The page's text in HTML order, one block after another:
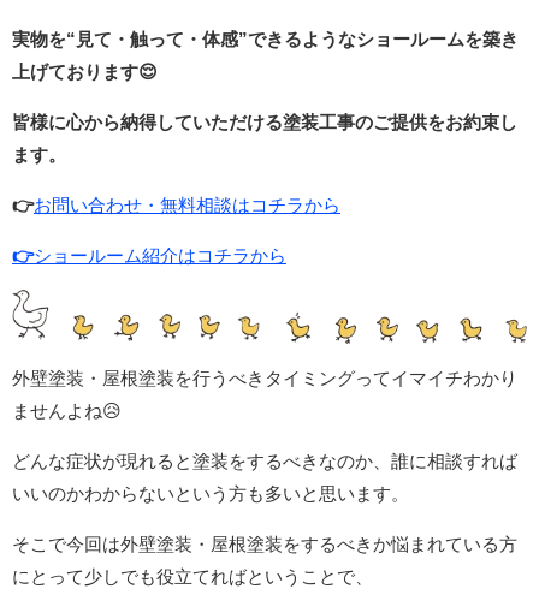
実物を“見て・触って・体感”できるようなショールームを築き
上げております😌
皆様に心から納得していただける塗装工事のご提供をお約束し
ます。
👉お問い合わせ・無料相談はコチラから
👉ショールーム紹介はコチラから
外壁塗装・屋根塗装を行うべきタイミングってイマイチわかり
ませんよね😥
どんな症状が現れると塗装をするべきなのか、誰に相談すれば
いいのかわからないという方も多いと思います。
そこで今回は外壁塗装・屋根塗装をするべきか悩まれている方
にとって少しでも役立てればということで、